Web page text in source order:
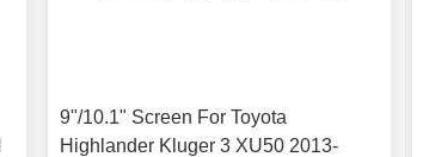
9"/10.1" Screen For Toyota
Highlander Kluger 3 XU50 2013-